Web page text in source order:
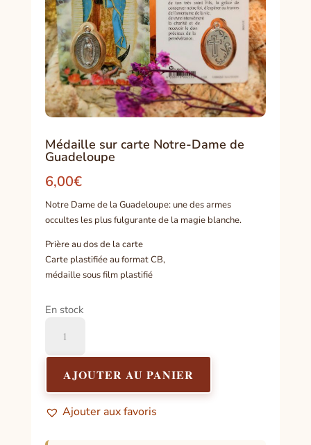
Médaille sur carte Notre-Dame de
Guadeloupe
6,00€
Notre Dame de la Guadeloupe: une des armes
occultes les plus fulgurante de la magie blanche.
Prière au dos de la carte
Carte plastifiée au format CB,
médaille sous film plastifié
En stock
Médaille
Notre-
Dame
AJOUTER AU PANIER
Ajouter aux favoris